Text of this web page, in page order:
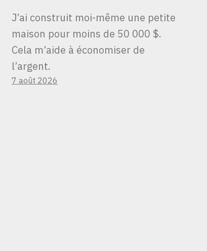
J’ai construit moi-même une petite
maison pour moins de 50 000 $.
Cela m’aide à économiser de
l’argent.
7 août 2026